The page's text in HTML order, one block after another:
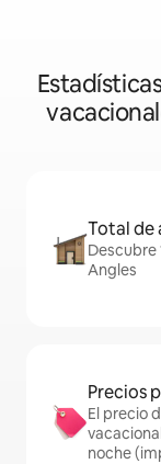
Total de
Descubre
Angles
Precios
El precio
noche